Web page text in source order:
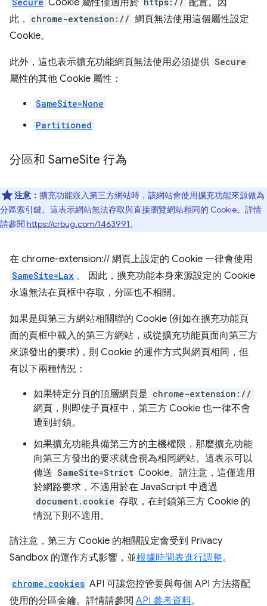
Cookie 屬性僅適用於
配置。因
此，
chrome-extension:// 網頁無法使用這個屬性設定
Cookie。
此外，這也表示擴充功能網頁無法使用必須提供 Secure
屬性的其他 Cookie 屬性：
SameSite=None
Partitioned
分區和 SameSite 行為
注意： 擴充功能嵌入第三方網站時，該網站會使用擴充功能來源做為
分區索引鍵。這表示網站無法存取與直接瀏覽網站相同的 Cookie。詳情
請參閱 https://crbug.com/1463991。
在 chrome-extension:// 網頁上設定的 Cookie 一律會使用
SameSite=Lax 。 因此，擴充功能本身來源設定的 Cookie
永遠無法在頁框中存取，分區也不相關。
如果是與第三方網站相關聯的 Cookie (例如在擴充功能頁
面的頁框中載入的第三方網站，或從擴充功能頁面向第三方
來源發出的要求)，則 Cookie 的運作方式與網頁相同，但
有以下兩種情況：
如果特定分頁的頂層網頁是 chrome-extension://
網頁，則即使子頁框中，第三方 Cookie 也一律不會
遭到封鎖。
如果擴充功能具備第三方的主機權限，那麼擴充功能
向第三方發出的要求就會視為相同網站。這表示可以
傳送 SameSite=Strict Cookie。請注意，這僅適用
於網路要求，不適用於在 JavaScript 中透過
document.cookie 存取，在封鎖第三方 Cookie 的
情況下則不適用。
請注意，第三方 Cookie 的相關設定會受到 Privacy
Sandbox 的運作方式影響，並根據時間表進行調整。
chrome.cookies API 可讓您控管要與每個 API 方法搭配
使用的分區金鑰。詳情請參閱 API 參考資料。